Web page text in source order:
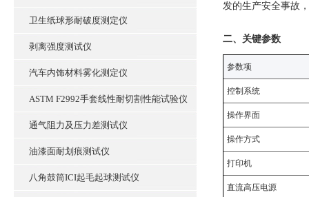
卫生纸球形耐破度测定仪
剥离强度测试仪
汽车内饰材料雾化测定仪
ASTM F2992手套线性耐切割性能试验仪
通气阻力及压力差测试仪
油漆面耐划痕测试仪
八角鼓筒ICI起毛起球测试仪
发的生产安全事故
‌二、关键参数‌
‌参数项‌
控制系统
操作界面
操作方式
打印机
直流高压电源